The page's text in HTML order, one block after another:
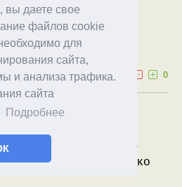
вы даете свое
файлов cookie
для
сайта,
и анализа трафика.
сайта
Подробнее
тоже давно гуляет
0
интернет" и пр. уже не
шняга продаётся только